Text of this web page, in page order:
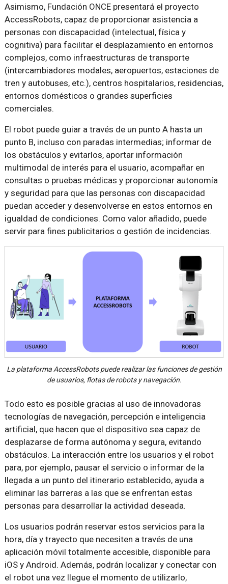
Asimismo, Fundación ONCE presentará el proyecto
AccessRobots, capaz de proporcionar asistencia a
personas con discapacidad (intelectual, física y
cognitiva) para facilitar el desplazamiento en entornos
complejos, como infraestructuras de transporte
(intercambiadores modales, aeropuertos, estaciones de
tren y autobuses, etc.), centros hospitalarios, residencias,
entornos domésticos o grandes superficies
comerciales.
El robot puede guiar a través de un punto A hasta un
punto B, incluso con paradas intermedias; informar de
los obstáculos y evitarlos, aportar información
multimodal de interés para el usuario, acompañar en
consultas o pruebas médicas y proporcionar autonomía
y seguridad para que las personas con discapacidad
puedan acceder y desenvolverse en estos entornos en
igualdad de condiciones. Como valor añadido, puede
servir para fines publicitarios o gestión de incidencias.
La plataforma AccessRobots puede realizar las funciones de gestión
de usuarios, flotas de robots y navegación.
Todo esto es posible gracias al uso de innovadoras
tecnologías de navegación, percepción e inteligencia
artificial, que hacen que el dispositivo sea capaz de
desplazarse de forma autónoma y segura, evitando
obstáculos. La interacción entre los usuarios y el robot
para, por ejemplo, pausar el servicio o informar de la
llegada a un punto del itinerario establecido, ayuda a
eliminar las barreras a las que se enfrentan estas
personas para desarrollar la actividad deseada.
Los usuarios podrán reservar estos servicios para la
hora, día y trayecto que necesiten a través de una
aplicación móvil totalmente accesible, disponible para
iOS y Android. Además, podrán localizar y conectar con
el robot una vez llegue el momento de utilizarlo,